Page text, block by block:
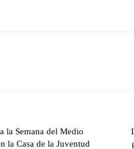
la Semana del Medio
la Casa de la Juventud